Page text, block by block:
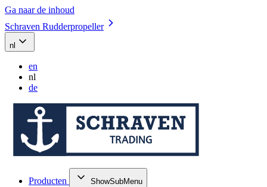
Ga naar de inhoud
Schraven Rudderpropeller
nl
en
nl
de
Producten ShowSubMenu